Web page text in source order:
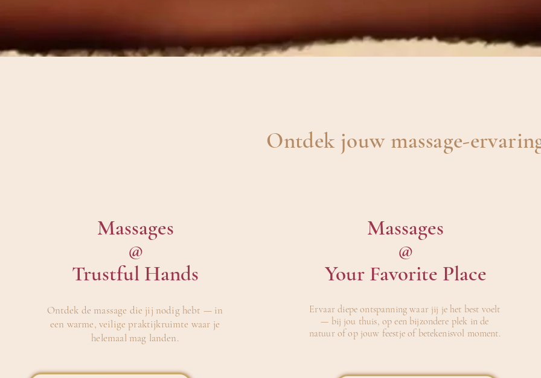
Massages
@
Trustful Hands
Ontdek de massage die jij nodig hebt — in
een warme, veilige praktijkruimte waar je
helemaal mag landen.
Massages
@
Your Favorite Place
Ervaar diepe ontspanning waar jij je het best voelt
— bij jou thuis, op een bijzondere plek in de
natuur of op jouw feestje of betekenisvol moment.
Ontdek jouw massage-